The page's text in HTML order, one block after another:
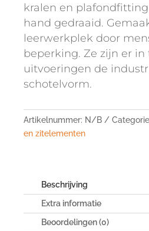
kralen en
hand gedraaid.
leerwerkplek door
beperking. Ze zijn er in
uitvoeringen de
schotelvorm.
Artikelnummer: N/B
en zitelementen
Beschrijving
Extra informatie
Beoordelingen (0)